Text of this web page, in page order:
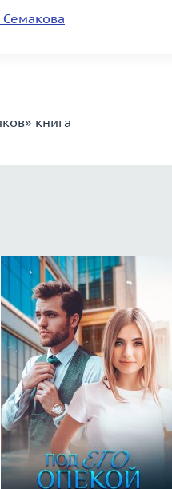
Семакова
книга